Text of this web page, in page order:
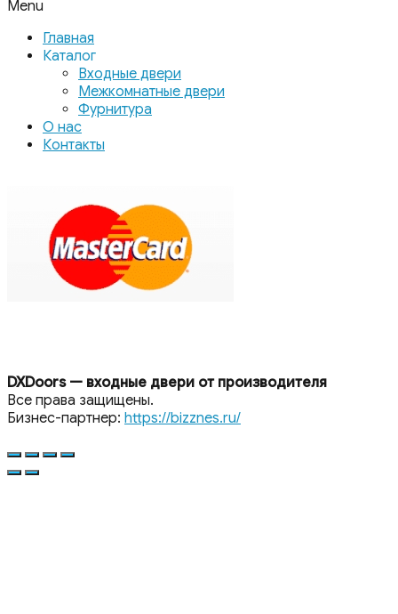
Menu
Главная
Каталог
Входные двери
Межкомнатные двери
Фурнитура
О нас
Контакты
DXDoors — входные двери от производителя
Все права защищены.
Бизнес-партнер: https://bizznes.ru/